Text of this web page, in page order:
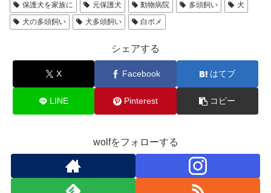
保護犬を家族に
元保護犬 動物病院 多頭飼い
犬
犬の多頭飼い
犬多頭飼い 白ポメ
シェアする
X Facebook はてブ
LINE Pinterest コピー
wolfをフォローする